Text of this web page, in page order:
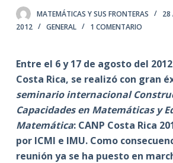
d
o
MATEMÁTICAS Y SUS FRONTERAS
28
2012
GENERAL 1 COMENTARIO
Entre el 6 y 17 de agosto del 2012
Costa Rica, se realizó con gran
seminario internacional
Capacidades en Matemáticas y
Matemática: CANP Costa Rica
por ICMI e IMU. Como
reunión ya se ha puesto en